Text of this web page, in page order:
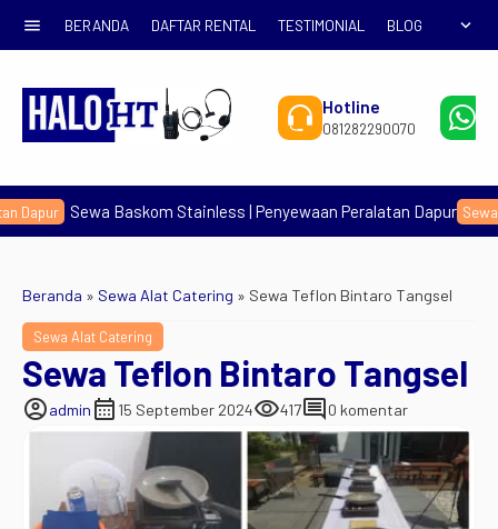
menu BERANDA DAFTAR RENTAL TESTIMONIAL BLOG expand_more
Hotline
081282290070
Baskom Stainless | Penyewaan Peralatan Dapur Sewa Alat Catering
Beranda » Sewa Alat Catering » Sewa Teflon Bintaro Tangsel
Sewa Alat Catering
Sewa Teflon Bintaro Tangsel
account_circleadmin calendar_month 15 September 2024visibility417comment0 komentar